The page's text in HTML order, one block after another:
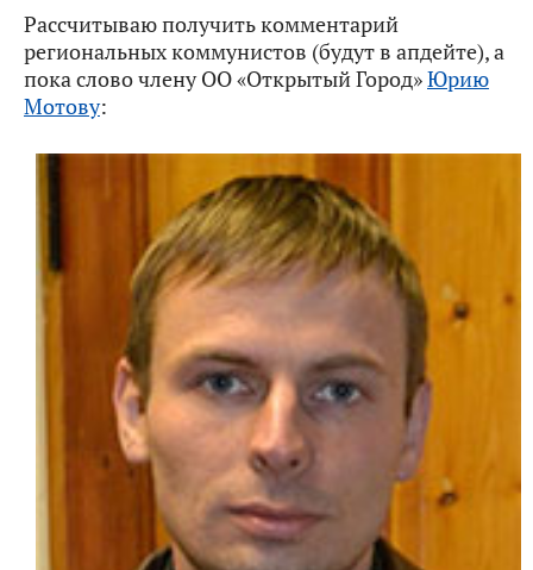
Рассчитываю получить комментарий
региональных коммунистов (будут в апдейте), а
пока слово члену ОО «Открытый Город»Юрию
Мотову: